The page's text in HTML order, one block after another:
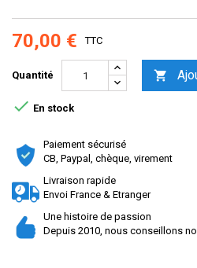
70,00 € TTC
Quantité 
 En stock
Paiement sécurisé
CB, Paypal, chèque, virement
Livraison rapide
Envoi France & Etranger
Une histoire de passion
Depuis 2010, nous conseillons